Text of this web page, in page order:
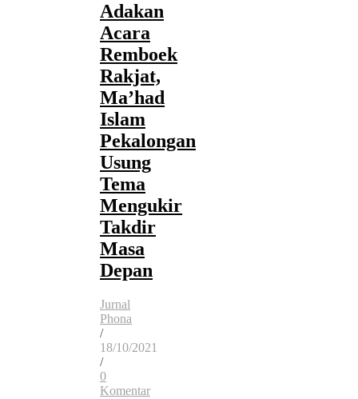
Adakan
Acara
Remboek
Rakjat,
Ma’had
Islam
Pekalongan
Usung
Tema
Mengukir
Takdir
Masa
Depan
Jurnal
Phona
/
18/10/2021
/
0
Komentar